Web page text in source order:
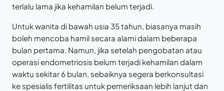
terlalu lama jika kehamilan belum terjadi.
Untuk wanita di bawah usia 35 tahun, biasanya masih
boleh mencoba hamil secara alami dalam beberapa
bulan pertama. Namun, jika setelah pengobatan atau
operasi endometriosis belum terjadi kehamilan dalam
waktu sekitar 6 bulan, sebaiknya segera berkonsultasi
ke spesialis fertilitas untuk pemeriksaan lebih lanjut dan